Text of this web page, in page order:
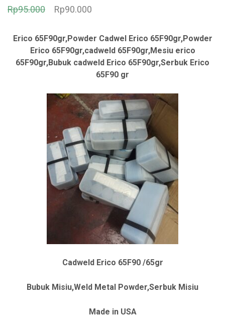
Rp95.000
H
r
g
s
i
n
y
a
l
h
Rp90.000
r
g
a
a
a
t
i
n
i
a
d
a
l
a
h
R
Erico 65F90gr,Powder Cadwel Erico 65F90gr,Powder
Erico 65F90gr,cadweld 65F90gr,Mesiu erico
65F90gr,Bubuk cadweld Erico 65F90gr,Serbuk Erico
65F90 gr
Cadweld Erico 65F90 /65gr
Bubuk Misiu,Weld Metal Powder,Serbuk Misiu
Made in USA